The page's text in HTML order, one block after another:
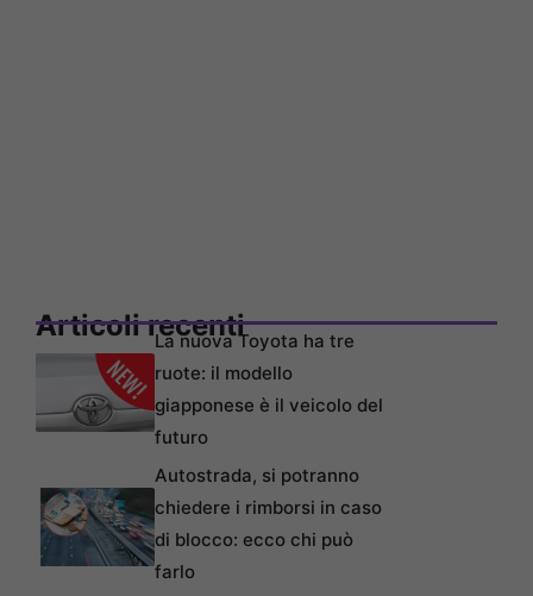
Articoli recentiLa nuova Toyota ha tre
ruote: il modello
giapponese è il veicolo del
futuro
Autostrada, si potranno
chiedere i rimborsi in caso
di blocco: ecco chi può
farlo